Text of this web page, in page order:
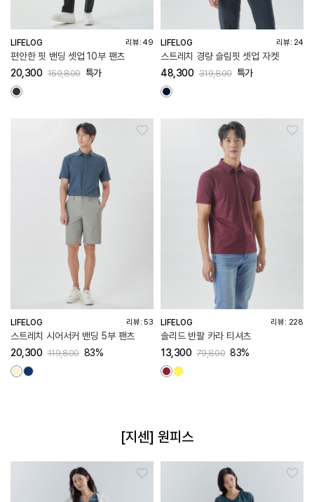
LIFELOG 리뷰: 49
편안한 핏 밴딩 셋업 10부 팬츠
159,800
20,300 특가
LIFELOG 리뷰: 24
스트레치 경량 슬림핏 셋업 자켓
319,800
48,300 특가
LIFELOG 리뷰: 53
스트레치 시어서커 밴딩 5부 팬츠
119,800
20,300 83%
LIFELOG 리뷰: 228
솔리드 반팔 카라 티셔츠
79,800
13,300 83%
[지센] 원피스